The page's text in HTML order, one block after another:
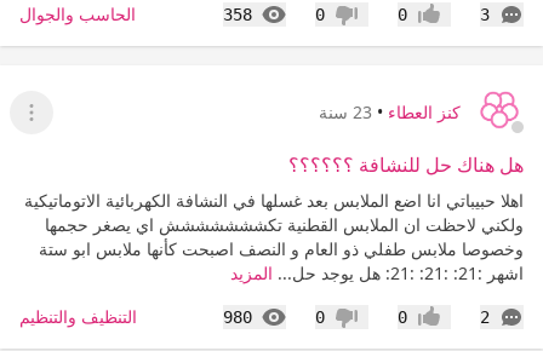
3
التعليقات إعجاب0 عدم إعجاب
0
358
المشاهدات الحاسب والجوال
كنز العطاء • 23 سنة
عرض
هل هناك حل للنشافة ؟؟؟؟؟؟
اهلا حبيباتي انا اضع الملابس بعد غسلها في النشافة الكهربائية الاتوماتيكية
ولكني لاحظت ان الملابس القطنية تكششششششش اي يصغر حجمها
وخصوصا ملابس طفلي ذو العام و النصف اصبحت كأنها ملابس ابو ستة
اشهر :21: :21: :21: هل يوجد حل...
المزيد
2
التعليقات إعجاب0 عدم إعجاب
0
980
المشاهدات التنظيف والتنظيم